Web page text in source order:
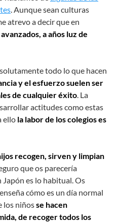
. Aunque sean culturas
atrevo a decir que en
a años luz de
todo lo que hacen
y el esfuerzo suelen ser
de cualquier éxito. La
actitudes como estas
ello la labor de los colegios es
recogen, sirven y limpian
que os parecería
es lo habitual. Os
cómo es un día normal
los niñosse hacen
de recoger todos los